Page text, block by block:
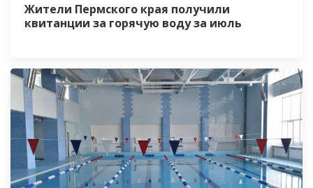
Жители Пермского края получили
квитанции за горячую воду за июль